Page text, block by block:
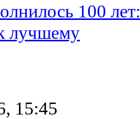
100
лучшему
15:45